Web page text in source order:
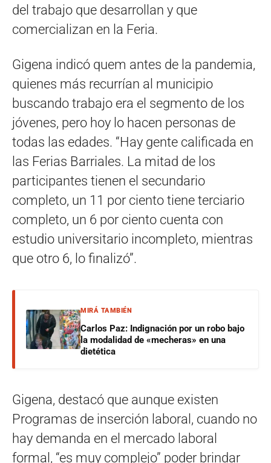
del trabajo que desarrollan y que
comercializan en la Feria.
Gigena indicó quem antes de la pandemia,
quienes más recurrían al municipio
buscando trabajo era el segmento de los
jóvenes, pero hoy lo hacen personas de
todas las edades. “Hay gente calificada en
las Ferias Barriales. La mitad de los
participantes tienen el secundario
completo, un 11 por ciento tiene terciario
completo, un 6 por ciento cuenta con
estudio universitario incompleto, mientras
que otro 6, lo finalizó”.
MIRÁ TAMBIÉN
Carlos Paz: Indignación por un robo bajo
la modalidad de «mecheras» en una
dietética
Gigena, destacó que aunque existen
Programas de inserción laboral, cuando no
hay demanda en el mercado laboral
formal, “es muy complejo” poder brindar